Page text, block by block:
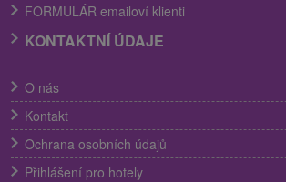
FORMULÁR emailoví klienti
KONTAKTNÍ ÚDAJE
O nás
Kontakt
Ochrana osobních údajů
Přihlášení pro hotely